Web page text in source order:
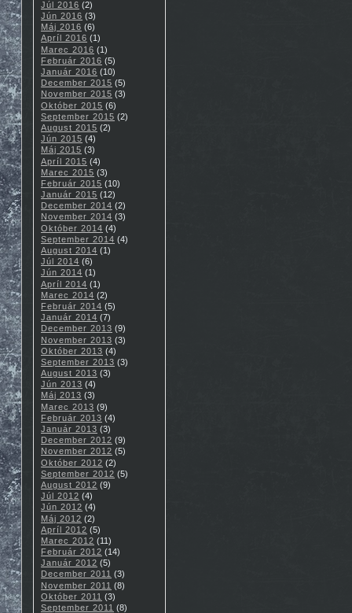
Júl 2016 (2)
Jún 2016 (3)
Máj 2016 (6)
Apríl 2016 (1)
Marec 2016 (1)
Február 2016 (5)
Január 2016 (10)
December 2015 (5)
November 2015 (3)
Október 2015 (6)
September 2015 (2)
August 2015 (2)
Jún 2015 (4)
Máj 2015 (3)
Apríl 2015 (4)
Marec 2015 (3)
Február 2015 (10)
Január 2015 (12)
December 2014 (2)
November 2014 (3)
Október 2014 (4)
September 2014 (4)
August 2014 (1)
Júl 2014 (6)
Jún 2014 (1)
Apríl 2014 (1)
Marec 2014 (2)
Február 2014 (5)
Január 2014 (7)
December 2013 (9)
November 2013 (3)
Október 2013 (4)
September 2013 (3)
August 2013 (3)
Jún 2013 (4)
Máj 2013 (3)
Marec 2013 (9)
Február 2013 (4)
Január 2013 (3)
December 2012 (9)
November 2012 (5)
Október 2012 (2)
September 2012 (5)
August 2012 (9)
Júl 2012 (4)
Jún 2012 (4)
Máj 2012 (2)
Apríl 2012 (5)
Marec 2012 (11)
Február 2012 (14)
Január 2012 (5)
December 2011 (3)
November 2011 (8)
Október 2011 (3)
September 2011 (8)